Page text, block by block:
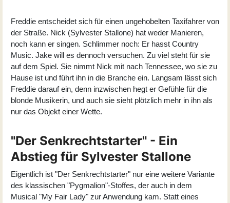
Freddie entscheidet sich für einen ungehobelten Taxifahrer von
der Straße. Nick (Sylvester Stallone) hat weder Manieren,
noch kann er singen. Schlimmer noch: Er hasst Country
Music. Jake will es dennoch versuchen. Zu viel steht für sie
auf dem Spiel. Sie nimmt Nick mit nach Tennessee, wo sie zu
Hause ist und führt ihn in die Branche ein. Langsam lässt sich
Freddie darauf ein, denn inzwischen hegt er Gefühle für die
blonde Musikerin, und auch sie sieht plötzlich mehr in ihn als
nur das Objekt einer Wette.
"Der Senkrechtstarter" - Ein
Abstieg für Sylvester Stallone
Eigentlich ist "Der Senkrechtstarter" nur eine weitere Variante
des klassischen "Pygmalion"-Stoffes, der auch in dem
Musical "My Fair Lady" zur Anwendung kam. Statt eines